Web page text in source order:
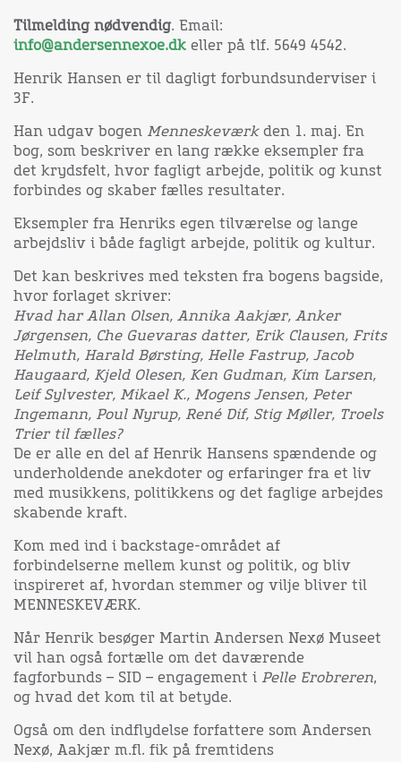
Tilmelding nødvendig. Email:
info@andersennexoe.dk eller på tlf. 5649 4542.
Henrik Hansen er til dagligt forbundsunderviser i
3F.
Han udgav bogen Menneskeværkden 1. maj. En
bog, som beskriver en lang række eksempler fra
det krydsfelt, hvor fagligt arbejde, politik og kunst
forbindes og skaber fælles resultater.
Eksempler fra Henriks egen tilværelse og lange
arbejdsliv i både fagligt arbejde, politik og kultur.
Det kan beskrives med teksten fra bogens bagside,
hvor forlaget skriver:
Hvad har Allan Olsen, Annika Aakjær, Anker
Jørgensen, Che Guevaras datter, Erik Clausen, Frits
Helmuth, Harald Børsting, Helle Fastrup, Jacob
Haugaard, Kjeld Olesen, Ken Gudman, Kim Larsen,
Leif Sylvester, Mikael K., Mogens Jensen, Peter
Ingemann, Poul Nyrup, René Dif, Stig Møller, Troels
Trier til fælles?
De er alle en del af Henrik Hansens spændende og
underholdende anekdoter og erfaringer fra et liv
med musikkens, politikkens og det faglige arbejdes
skabende kraft.
Kom med ind i backstage-området af
forbindelserne mellem kunst og politik, og bliv
inspireret af, hvordan stemmer og vilje bliver til
MENNESKEVÆRK.
Når Henrik besøger Martin Andersen Nexø Museet
vil han også fortælle om det daværende
fagforbunds – SID – engagement i Pelle Erobreren,
og hvad det kom til at betyde.
Også om den indflydelse forfattere som Andersen
Nexø, Aakjær m.fl. fik på fremtidens